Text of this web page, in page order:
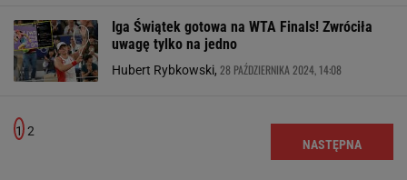
Iga Świątek gotowa na WTA Finals! Zwróciła
uwagę tylko na jedno
Hubert Rybkowski, 28 PAŹDZIERNIKA 2024, 14:08
1 2
NASTĘPNA